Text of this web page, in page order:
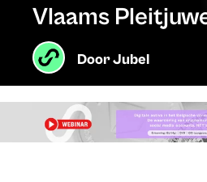
Vlaams
DoorJubel